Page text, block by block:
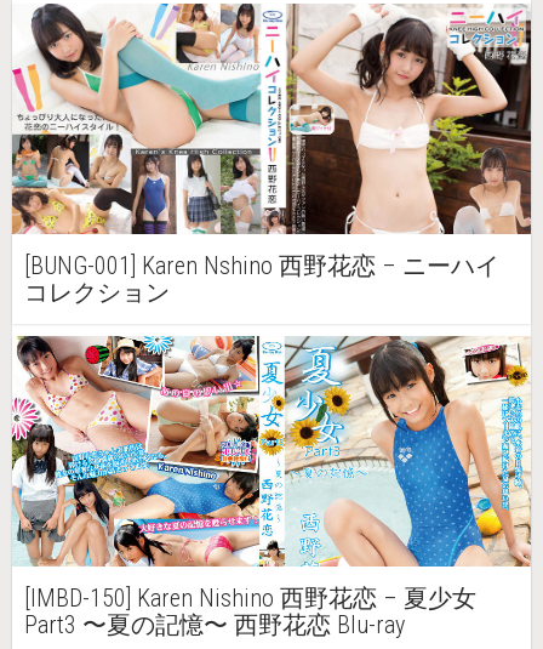
[BUNG-001] Karen Nshino 西野花恋 – ニーハイ
コレクション
[IMBD-150] Karen Nishino 西野花恋 – 夏少女
Part3 〜夏の記憶〜 西野花恋 Blu-ray